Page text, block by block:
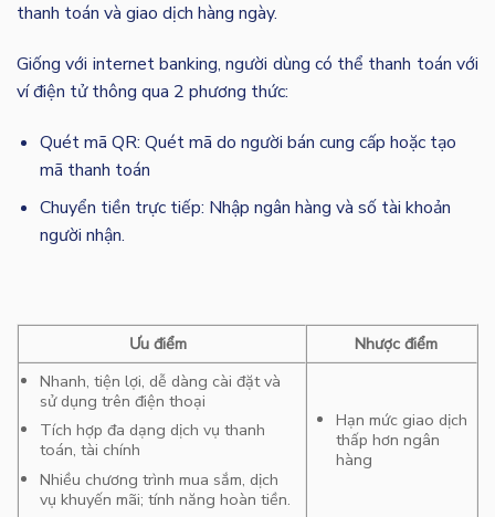
thanh toán và giao dịch hàng ngày.
Giống với internet banking, người dùng có thể thanh toán với
ví điện tử thông qua 2 phương thức:
Quét mã QR: Quét mã do người bán cung cấp hoặc tạo
mã thanh toán
Chuyển tiền trực tiếp: Nhập ngân hàng và số tài khoản
người nhận.
Ưu điểm
Nhược điểm
Nhanh, tiện lợi, dễ dàng cài đặt và
sử dụng trên điện thoại
Tích hợp đa dạng dịch vụ thanh
toán, tài chính
Nhiều chương trình mua sắm, dịch
vụ khuyến mãi; tính năng hoàn tiền.
Hạn mức giao dịch
thấp hơn ngân
hàng